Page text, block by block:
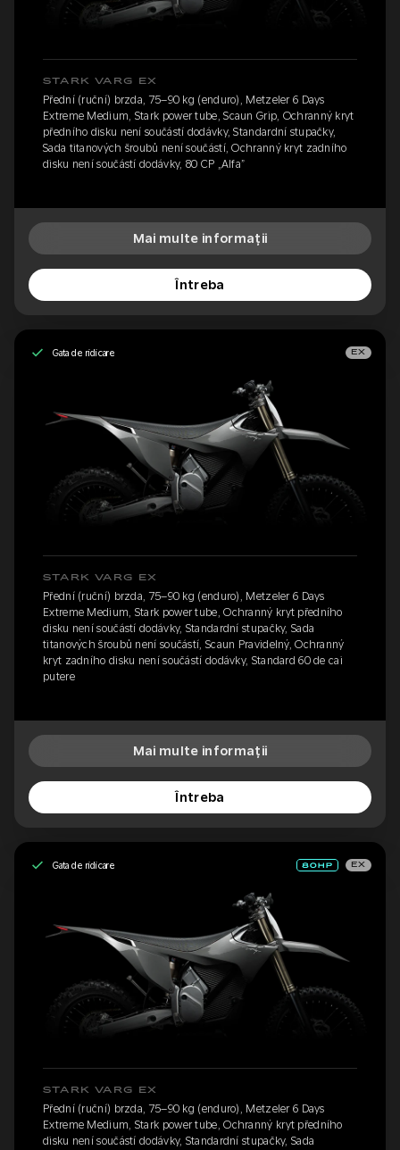
STARK VARG EX
Přední (ruční) brzda, 75–90 kg (enduro), Metzeler 6 Days
Extreme Medium, Stark power tube, Scaun Grip, Ochranný kryt
předního disku není součástí dodávky, Standardní stupačky,
Sada titanových šroubů není součástí, Ochranný kryt zadního
disku není součástí dodávky, 80 CP „Alfa”
Mai multe informații
Întreba
Gata de ridicare EX
STARK VARG EX
Přední (ruční) brzda, 75–90 kg (enduro), Metzeler 6 Days
Extreme Medium, Stark power tube, Ochranný kryt předního
disku není součástí dodávky, Standardní stupačky, Sada
titanových šroubů není součástí, Scaun Pravidelný, Ochranný
kryt zadního disku není součástí dodávky, Standard 60 de cai
putere
Mai multe informații
Întreba
Gata de ridicare EX
STARK VARG EX
Přední (ruční) brzda, 75–90 kg (enduro), Metzeler 6 Days
Extreme Medium, Stark power tube, Ochranný kryt předního
disku není součástí dodávky, Standardní stupačky, Sada